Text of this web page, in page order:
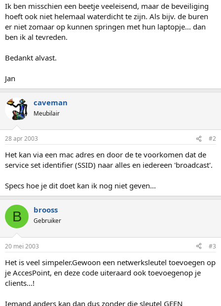
Ik ben misschien een beetje veeleisend, maar de beveiliging
hoeft ook niet helemaal waterdicht te zijn. Als bijv. de buren
er niet zomaar op kunnen springen met hun laptopje... dan
ben ik al tevreden.
Bedankt alvast.
Jan
caveman
Meubilair
28 apr 2003 #2
Het kan via een mac adres en door de te voorkomen dat de
service set identifier (SSID) naar alles en iedereen 'broadcast'.
Specs hoe je dit doet kan ik nog niet geven...
B brooss
Gebruiker
20 mei 2003 #3
Het is veel simpeler.Gewoon een netwerksleutel toevoegen op
je AccesPoint, en deze code uiteraard ook toevoegenop je
clients...!
Iemand anders kan dan dus zonder die sleutel GEEN